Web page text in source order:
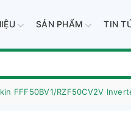
SẢN PHẨM TIN
FFF50BV1/RZF50CV2V